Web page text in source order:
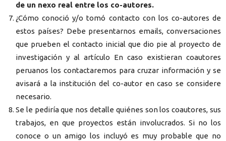
de un nexo real entre los co-autores.
¿Cómo conoció y/o tomó contacto con los co-autores de
estos países? Debe presentarnos emails, conversaciones
que prueben el contacto inicial que dio pie al proyecto de
investigación y al artículo En caso existieran coautores
peruanos los contactaremos para cruzar información y se
avisará a la institución del co-autor en caso se considere
necesario.
Se le pediría que nos detalle quiénes son los coautores, sus
trabajos, en que proyectos están involucrados. Si no los
conoce o un amigo los incluyó es muy probable que no